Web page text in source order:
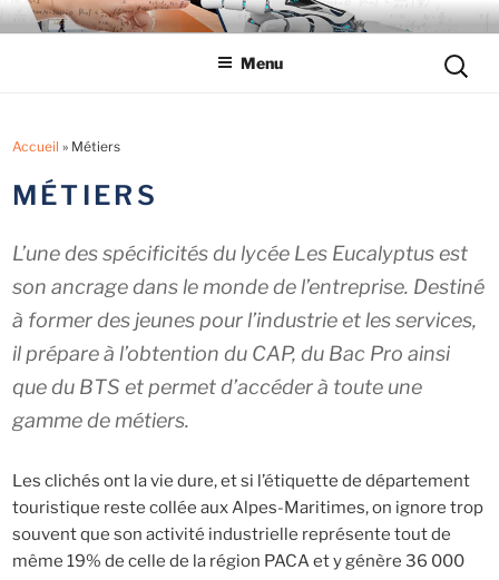
Aller
auLYCÉE LES EUCALYPTUS
Tout savoir sur le lycée professionnel
Menu
pour
Accueil » Métiers
MÉTIERS
L’une des spécificités du lycée Les Eucalyptus est
son ancrage dans le monde de l’entreprise. Destiné
à former des jeunes pour l’industrie et les services,
il prépare à l’obtention du CAP, du Bac Pro ainsi
que du BTS et permet d’accéder à toute une
gamme de métiers.
Les clichés ont la vie dure, et si l’étiquette de département
touristique reste collée aux Alpes-Maritimes, on ignore trop
souvent que son activité industrielle représente tout de
même 19% de celle de la région PACA et y génère 36 000